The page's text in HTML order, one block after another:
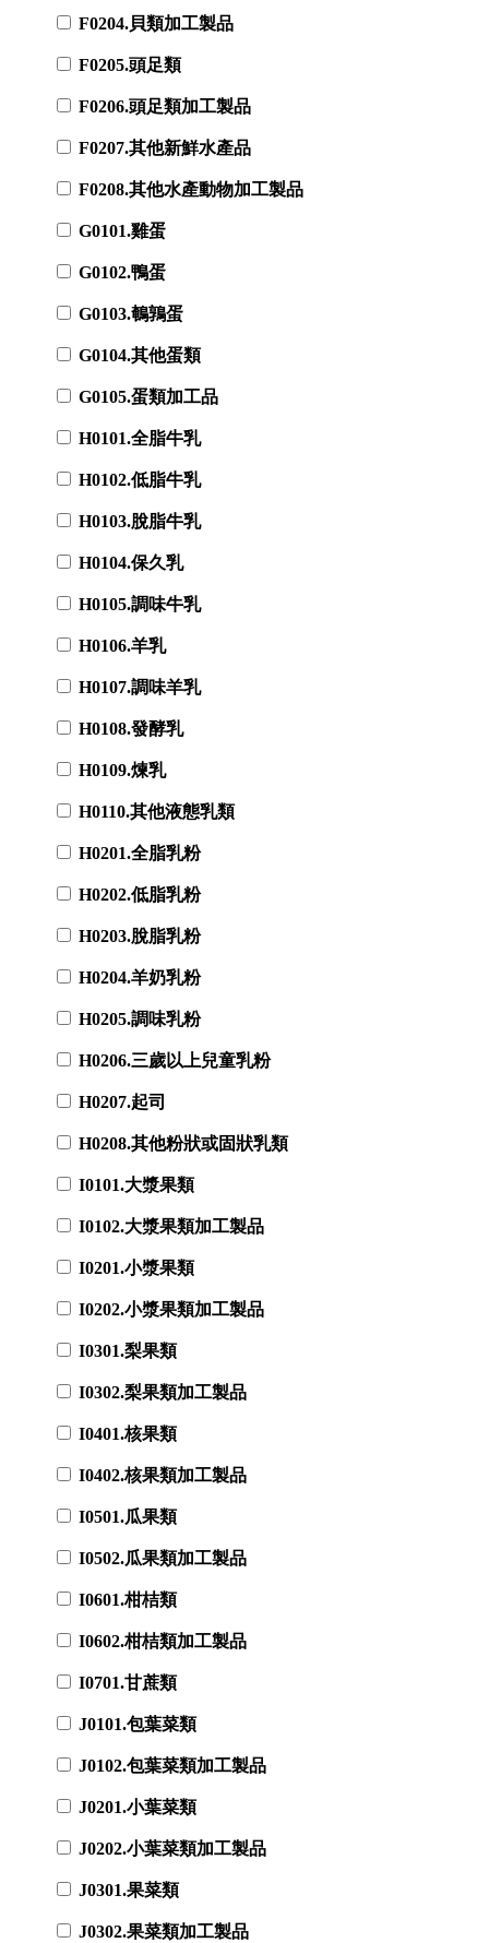
F0204.貝類加工製品
F0205.頭足類
F0206.頭足類加工製品
F0207.其他新鮮水產品
F0208.其他水產動物加工製品
G0101.雞蛋
G0102.鴨蛋
G0103.鵪鶉蛋
G0104.其他蛋類
G0105.蛋類加工品
H0101.全脂牛乳
H0102.低脂牛乳
H0103.脫脂牛乳
H0104.保久乳
H0105.調味牛乳
H0106.羊乳
H0107.調味羊乳
H0108.發酵乳
H0109.煉乳
H0110.其他液態乳類
H0201.全脂乳粉
H0202.低脂乳粉
H0203.脫脂乳粉
H0204.羊奶乳粉
H0205.調味乳粉
H0206.三歲以上兒童乳粉
H0207.起司
H0208.其他粉狀或固狀乳類
I0101.大漿果類
I0102.大漿果類加工製品
I0201.小漿果類
I0202.小漿果類加工製品
I0301.梨果類
I0302.梨果類加工製品
I0401.核果類
I0402.核果類加工製品
I0501.瓜果類
I0502.瓜果類加工製品
I0601.柑桔類
I0602.柑桔類加工製品
I0701.甘蔗類
J0101.包葉菜類
J0102.包葉菜類加工製品
J0201.小葉菜類
J0202.小葉菜類加工製品
J0301.果菜類
J0302.果菜類加工製品